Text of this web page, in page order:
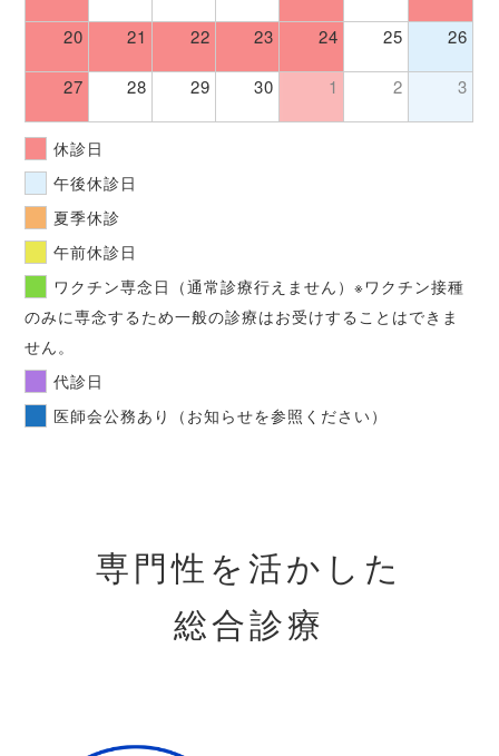
20 21 22 23 24 25 26
27 28 29 30 1 2 3
休診日
午後休診日
夏季休診
午前休診日
ワクチン専念日（通常診療行えません）※ワクチン接種
のみに専念するため一般の診療はお受けすることはできま
せん。
代診日
医師会公務あり（お知らせを参照ください）
専門性を活かした
総合診療